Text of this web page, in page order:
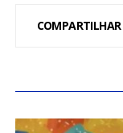
COMPARTILHAR